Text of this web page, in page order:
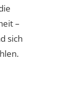
–
sich